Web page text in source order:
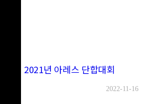
2021년 아레스 단합대회
2022-11-16